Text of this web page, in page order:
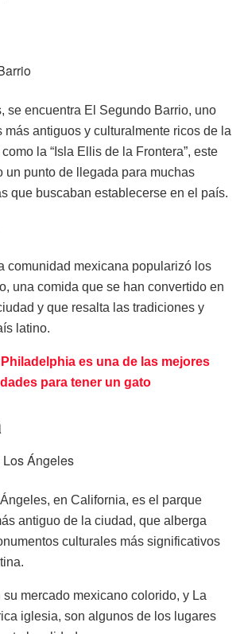
se encuentra El Segundo Barrio, uno
más antiguos y culturalmente ricos de la
la “Isla Ellis de la Frontera”, este
un punto de llegada para muchas
que buscaban establecerse en el país.
comunidad mexicana popularizó los
una comida que se han convertido en
y que resalta las tradiciones y
latino.
Philadelphia es una de las mejores
para tener un gato
Ángeles
en California, es el parque
antiguo de la ciudad, que alberga
culturales más significativos
su mercado mexicano colorido, y La
iglesia, son algunos de los lugares